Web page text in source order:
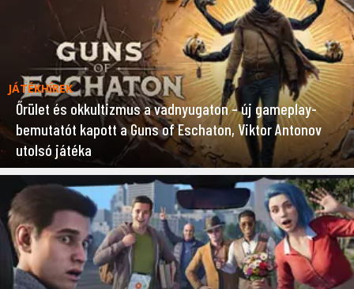
JÁTÉKHÍREK
Őrület és okkultizmus a vadnyugaton – új gameplay-
bemutatót kapott a Guns of Eschaton, Viktor Antonov
utolsó játéka